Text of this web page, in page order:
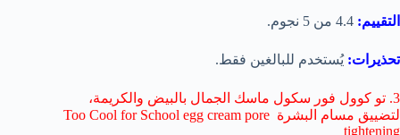
التقييم: 4.4 من 5 نجوم.
تحذيرات: يُستخدم للبالغين فقط.
3. تو كوول فور سكول ماسك الجمال بالبيض والكريمة،
لتضييق مسام البشرة Too Cool for School egg cream pore
tightening